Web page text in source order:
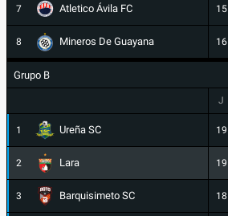
7 Atletico Ávila FC 15
8 Mineros De Guayana 16
Grupo B
J
1 Ureña SC 19
2 Lara 19
3 Barquisimeto SC 18